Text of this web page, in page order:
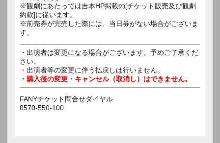
※観劇にあたっては吉本HP掲載の[チケット販売及び観劇
約款]に従います。
※前売券が完売した際には、当日券がない場合がございま
す。
・出演者は変更になる場合がございます。予めご了承くだ
さい。
・出演者等の変更に伴う払戻しは行いません。
・購入後の変更・キャンセル（取消し）はできません。
FANYチケット問合せダイヤル
0570-550-100